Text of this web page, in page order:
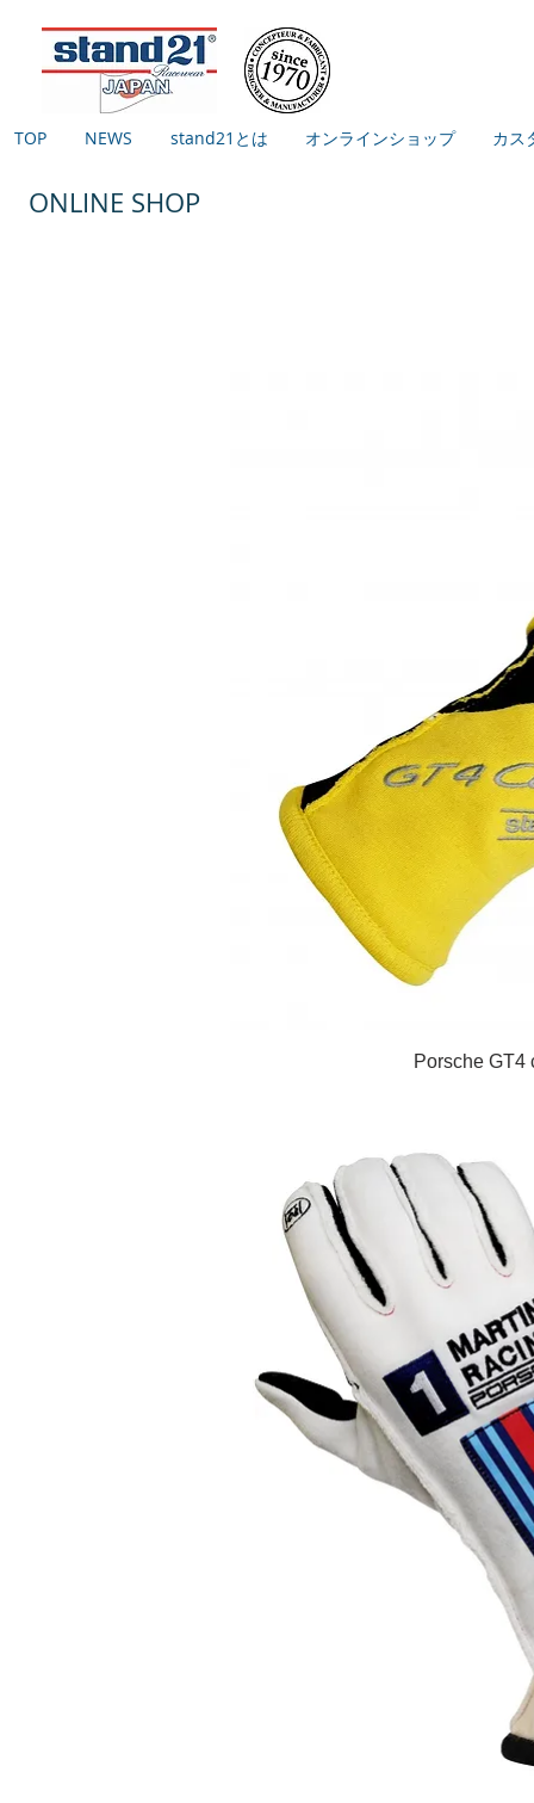
TOP NEWS stand21とは オンラインショップ カス
ONLINE SHOP
Porsche GT4